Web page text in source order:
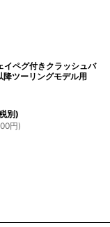
イペグ付きクラッシュバ
ツーリングモデル用
別)
円)